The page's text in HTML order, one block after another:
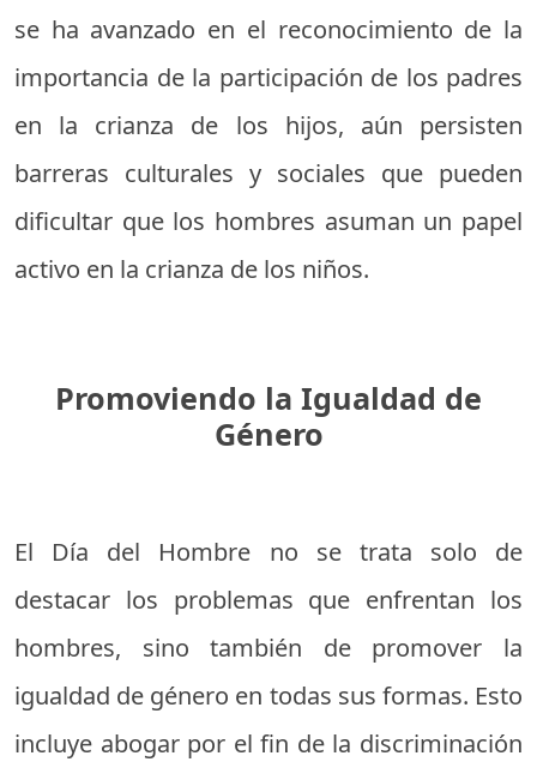
se ha avanzado en el reconocimiento de la
importancia de la participación de los padres
en la crianza de los hijos, aún persisten
barreras culturales y sociales que pueden
dificultar que los hombres asuman un papel
activo en la crianza de los niños.
Promoviendo la Igualdad de
Género
El Día del Hombre no se trata solo de
destacar los problemas que enfrentan los
hombres, sino también de promover la
igualdad de género en todas sus formas. Esto
incluye abogar por el fin de la discriminación